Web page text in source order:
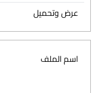
عرض وتحميل
اسم الملف